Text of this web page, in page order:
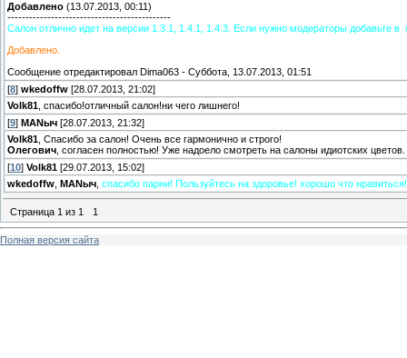
Добавлено (13.07.2013, 00:11)
---------------------------------------------
Салон отлично идет на версии 1.3.1, 1.4.1, 1.4.3. Если нужно модераторы добавьте в
Добавлено.
Сообщение отредактировал Dima063 - Суббота, 13.07.2013, 01:51
[8] wkedoffw [28.07.2013, 21:02]
Volk81 , спасибо!отличный салон!ни чего лишнего!
[9] MANыч [28.07.2013, 21:32]
Volk81 , Спасибо за салон! Очень все гармонично и строго!
Олегович , согласен полностью! Уже надоело смотреть на салоны идиотских цветов.
[10] Volk81 [29.07.2013, 15:02]
wkedoffw
MANыч спасибо парни! Пользуйтесь на здоровье! хорошо что
Страница 1 из 1 1
Полная версия сайта